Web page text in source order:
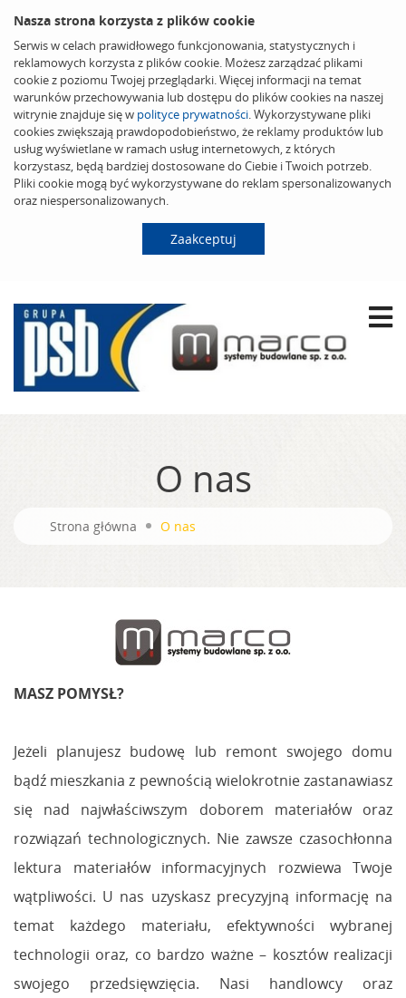
Nasza strona korzysta z plików cookie
Serwis w celach prawidłowego funkcjonowania, statystycznych i
reklamowych korzysta z plików cookie. Możesz zarządzać plikami
cookie z poziomu Twojej przeglądarki. Więcej informacji na temat
warunków przechowywania lub dostępu do plików cookies na naszej
witrynie znajduje się w polityce prywatności. Wykorzystywane pliki
cookies zwiększają prawdopodobieństwo, że reklamy produktów lub
usług wyświetlane w ramach usług internetowych, z których
korzystasz, będą bardziej dostosowane do Ciebie i Twoich potrzeb.
Pliki cookie mogą być wykorzystywane do reklam spersonalizowanych
oraz niespersonalizowanych.
Zaakceptuj
O nas
Strona główna O nas
MASZ POMYSŁ?
Jeżeli planujesz budowę lub remont swojego domu
bądź mieszkania z pewnością wielokrotnie zastanawiasz
się nad najwłaściwszym doborem materiałów oraz
rozwiązań technologicznych. Nie zawsze czasochłonna
lektura materiałów informacyjnych rozwiewa Twoje
wątpliwości. U nas uzyskasz precyzyjną informację na
temat każdego materiału, efektywności wybranej
technologii oraz, co bardzo ważne – kosztów realizacji
swojego przedsięwzięcia. Nasi handlowcy oraz